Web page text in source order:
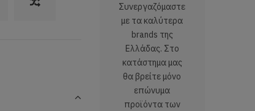
Συνεργαζόμαστε
με τα καλύτερα
brands της
Ελλάδας. Στο
κατάστημα μας
θα βρείτε μόνο
επώνυμα
προϊόντα των